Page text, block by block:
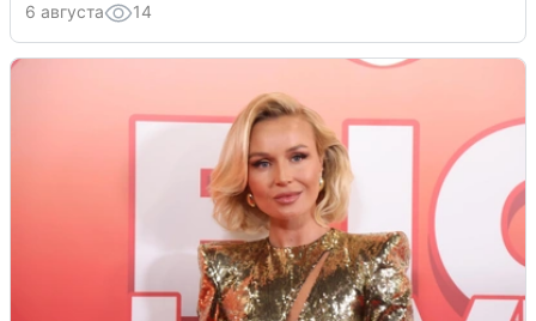
6 августа 14